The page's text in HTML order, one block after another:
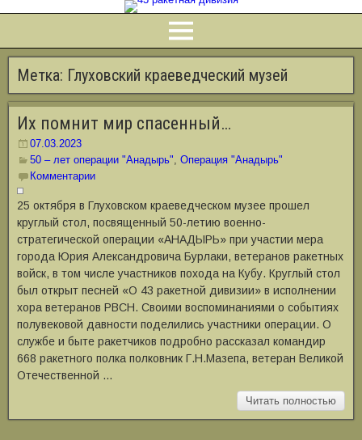
Метка: Глуховский краеведческий музей
Их помнит мир спасенный…
07.03.2023
50 – лет операции "Анадырь", Операция "Анадырь"
Комментарии
25 октября в Глуховском краеведческом музее прошел
круглый стол, посвященный 50-летию военно-
стратегической операции «АНАДЫРЬ» при участии мера
города Юрия Александровича Бурлаки, ветеранов ракетных
войск, в том числе участников похода на Кубу. Круглый стол
был открыт песней «О 43 ракетной дивизии» в исполнении
хора ветеранов РВСН. Своими воспоминаниями о событиях
полувековой давности поделились участники операции. О
службе и быте ракетчиков подробно рассказал командир
668 ракетного полка полковник Г.Н.Мазепа, ветеран Великой
Отечественной …
Читать полностью